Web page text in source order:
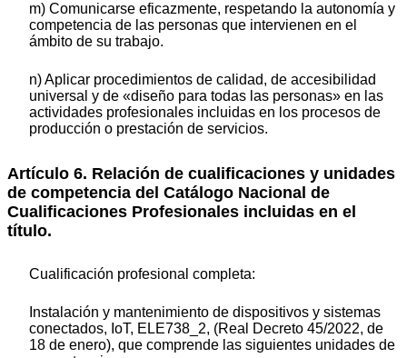
m) Comunicarse eficazmente, respetando la autonomía y
competencia de las personas que intervienen en el
ámbito de su trabajo.
n) Aplicar procedimientos de calidad, de accesibilidad
universal y de «diseño para todas las personas» en las
actividades profesionales incluidas en los procesos de
producción o prestación de servicios.
Artículo 6. Relación de cualificaciones y unidades
de competencia del Catálogo Nacional de
Cualificaciones Profesionales incluidas en el
título.
Cualificación profesional completa:
Instalación y mantenimiento de dispositivos y sistemas
conectados, IoT, ELE738_2, (Real Decreto 45/2022, de
18 de enero), que comprende las siguientes unidades de